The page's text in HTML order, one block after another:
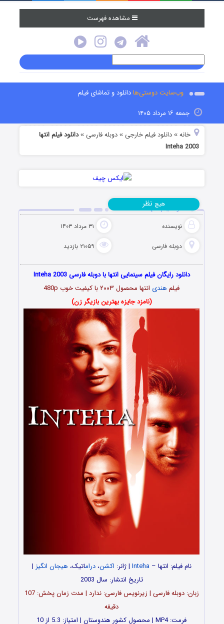
مشاهده فهرست
وب‌سایت دوستی‌هادانلود و تماشای فیلم
جمعه ۱۶ مرداد ۱۴۰۵
خانه »دانلود فیلم خارجی »دوبله فارسی »دانلود فیلم انتها
Inteha 2003
دانلود فیلم انتها Inteha 2003
نویسنده ۳۱ مرداد ۱۴۰۳
دوبله فارسی ۲۱۰۵۹ بازدید
هیچ نظر
دانلود رایگان فیلم سینمایی انتها با دوبله فارسی Inteha 2003
فیلم هندی انتها محصول ۲۰۰۳ با کیفیت خوب 480p
(نامزد جایزه بهترین بازیگر زن)
نام فیلم: انتها –Inteha | ژانر: اکشن،دراماتیک، هیجان انگیز |
تاریخ انتشار: سال 2003
زبان: دوبله فارسی | زیرنویس فارسی: ندارد | مدت زمان پخش: 107
دقیقه
فرمت: MP4 | محصول کشور هندوستان | امتیاز: 5.3 از 10